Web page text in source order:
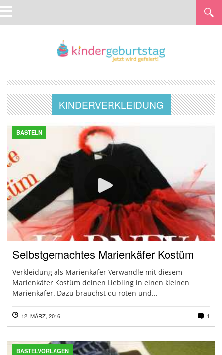
KINDERVERKLEIDUNG
BASTELN
Selbstgemachtes Marienkäfer Kostüm
Verkleidung als Marienkäfer Verwandle mit diesem
Marienkäfer Kostüm deinen Liebling in einen kleinen
Marienkäfer. Dazu brauchst du roten und...
12. MÄRZ, 2016 1
BASTELVORLAGEN